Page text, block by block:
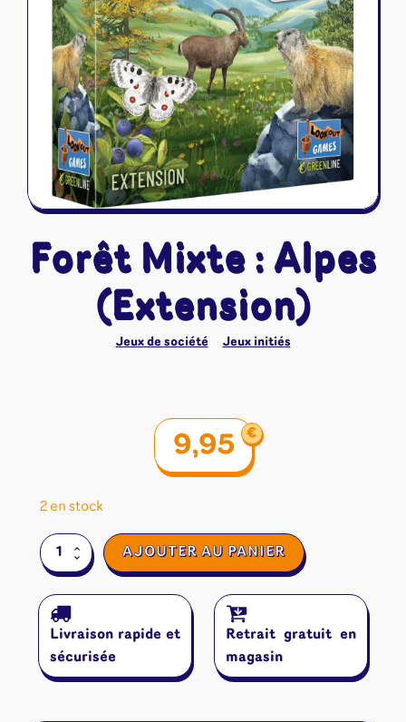
Naruto Mythos
Autres
Tapis de jeu
Forêt Mixte : Alpes
(Extension)
Jeux de société Jeux initiés
9,95 €
2 en stock
quantité
de
Mixte
Alpes
(Extension)
AJOUTER AU PANIER
Livraison rapide et
sécurisée
Retrait gratuit en
magasin